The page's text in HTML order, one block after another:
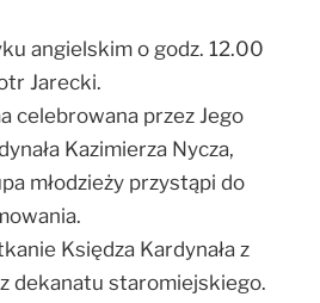
angielskim o godz. 12.00
Jarecki.
celebrowana przez Jego
Kazimierza Nycza,
młodzieży przystąpi do
Księdza Kardynała z
dekanatu staromiejskiego.